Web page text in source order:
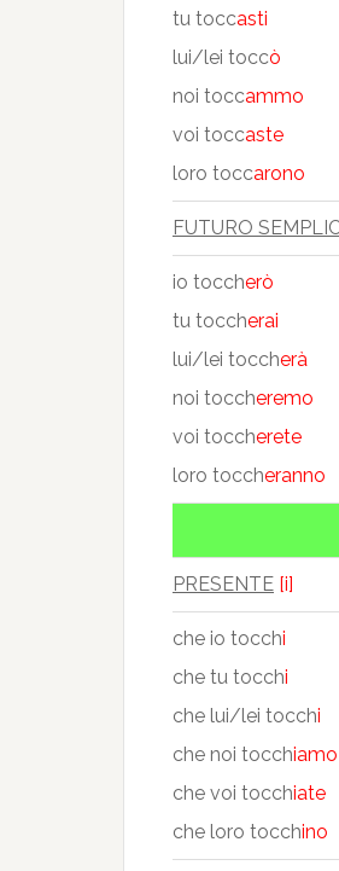
tu toccasti
lui/lei toccò
noi toccammo
voi toccaste
loro toccarono
FUTURO
io toccherò
tu toccherai
lui/lei toccherà
noi toccheremo
voi toccherete
loro toccheranno
PRESENTE [i]
che io tocchi
che tu tocchi
che lui/lei tocchi
che noi tocchiamo
che voi tocchiate
che loro tocchino